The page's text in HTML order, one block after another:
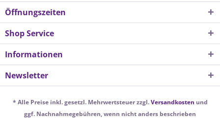
Öffnungszeiten
Shop Service
Informationen
Newsletter
* Alle Preise inkl. gesetzl. Mehrwertsteuer zzgl.Versandkosten und
ggf. Nachnahmegebühren, wenn nicht anders beschrieben